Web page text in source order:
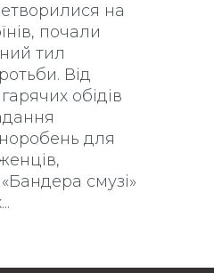
на
почали
тил
Від
обідів
для
смузі»